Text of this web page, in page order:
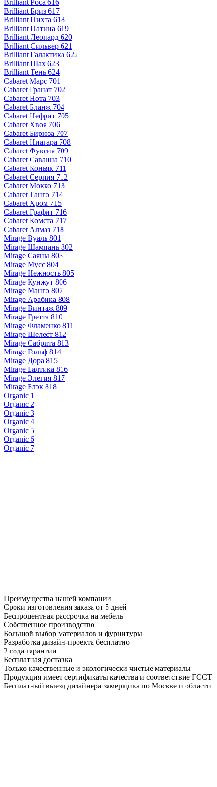
Brilliant Роса 616
Brilliant Бриз 617
Brilliant Пихта 618
Brilliant Патина 619
Brilliant Леопард 620
Brilliant Сильвер 621
Brilliant Галактика 622
Brilliant Шах 623
Brilliant Тень 624
Cabaret Марс 701
Cabaret Гранат 702
Cabaret Нота 703
Cabaret Бланж 704
Cabaret Нефрит 705
Cabaret Хвоя 706
Cabaret Бирюза 707
Cabaret Ниагара 708
Cabaret Фуксия 709
Cabaret Саванна 710
Cabaret Коньяк 711
Cabaret Серпия 712
Cabaret Мокко 713
Cabaret Танго 714
Cabaret Хром 715
Cabaret Графит 716
Cabaret Комета 717
Cabaret Алмаз 718
Mirage Вуаль 801
Mirage Шампань 802
Mirage Саяны 803
Mirage Мусс 804
Mirage Нежность 805
Mirage Кунжут 806
Mirage Манго 807
Mirage Арабика 808
Mirage Винтаж 809
Mirage Гретта 810
Mirage Фламенко 811
Mirage Шелест 812
Mirage Сабрита 813
Mirage Гольф 814
Mirage Дора 815
Mirage Балтика 816
Mirage Элегия 817
Mirage Блэк 818
Organic 1
Organic 2
Organic 3
Organic 4
Organic 5
Organic 6
Organic 7
Преимущества нашей компании
Сроки изготовления заказа от 5 дней
Беспроцентная рассрочка на мебель
Собственное производство
Большой выбор материалов и фурнитуры
Разработка дизайн-проекта бесплатно
2 года гарантии
Бесплатная доставка
Только качественные и экологически чистые материалы
Продукция имеет сертификаты качества и соответствие ГОСТ
Бесплатный выезд дизайнера-замерщика по Москве и области